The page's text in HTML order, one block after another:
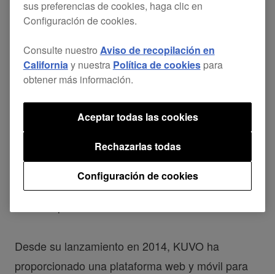
Hemos actualizado significativamente
nuestro servicio gratuito de entretenimiento con
cultura de club, para crear una comunidad en red
Desde su lanzamiento en 2014, KUVO ha
proporcionado una plataforma web y móvil para
sus preferencias de cookies, haga clic en
Configuración de cookies.
Consulte nuestro Aviso de recopilación en
California y nuestra Política de cookiespara
obtener más información.
Configuración de cookies
Rechazarlas todas
Aceptar todas las cookies